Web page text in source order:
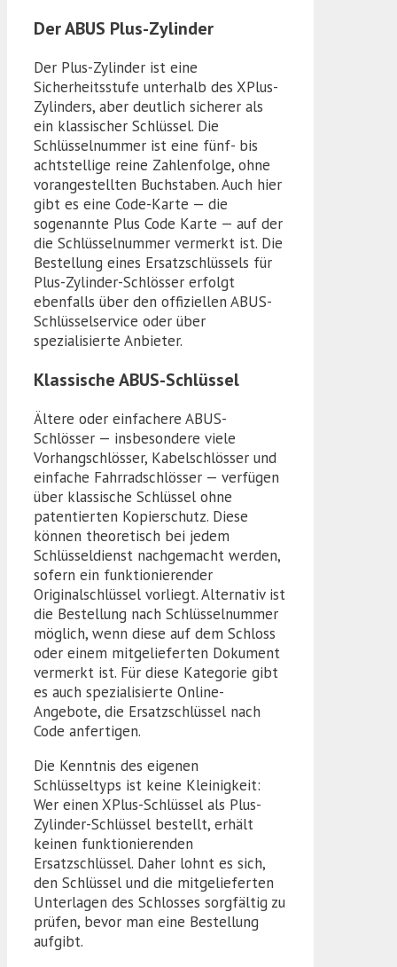
Der ABUS Plus-Zylinder
Der Plus-Zylinder ist eine
Sicherheitsstufe unterhalb des XPlus-
Zylinders, aber deutlich sicherer als
ein klassischer Schlüssel. Die
Schlüsselnummer ist eine fünf- bis
achtstellige reine Zahlenfolge, ohne
vorangestellten Buchstaben. Auch hier
gibt es eine Code-Karte — die
sogenannte Plus Code Karte — auf der
die Schlüsselnummer vermerkt ist. Die
Bestellung eines Ersatzschlüssels für
Plus-Zylinder-Schlösser erfolgt
ebenfalls über den offiziellen ABUS-
Schlüsselservice oder über
spezialisierte Anbieter.
Klassische ABUS-Schlüssel
Ältere oder einfachere ABUS-
Schlösser — insbesondere viele
Vorhangschlösser, Kabelschlösser und
einfache Fahrradschlösser — verfügen
über klassische Schlüssel ohne
patentierten Kopierschutz. Diese
können theoretisch bei jedem
Schlüsseldienst nachgemacht werden,
sofern ein funktionierender
Originalschlüssel vorliegt. Alternativ ist
die Bestellung nach Schlüsselnummer
möglich, wenn diese auf dem Schloss
oder einem mitgelieferten Dokument
vermerkt ist. Für diese Kategorie gibt
es auch spezialisierte Online-
Angebote, die Ersatzschlüssel nach
Code anfertigen.
Die Kenntnis des eigenen
Schlüsseltyps ist keine Kleinigkeit:
Wer einen XPlus-Schlüssel als Plus-
Zylinder-Schlüssel bestellt, erhält
keinen funktionierenden
Ersatzschlüssel. Daher lohnt es sich,
den Schlüssel und die mitgelieferten
Unterlagen des Schlosses sorgfältig zu
prüfen, bevor man eine Bestellung
aufgibt.